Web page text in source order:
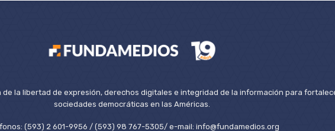
de la libertad de expresión, derechos digitales e integridad de la información para
sociedades democráticas en las Américas.
(593) 2 601-9956 / (593) 98 767-5305/ e-mail: info@fundamedios.org